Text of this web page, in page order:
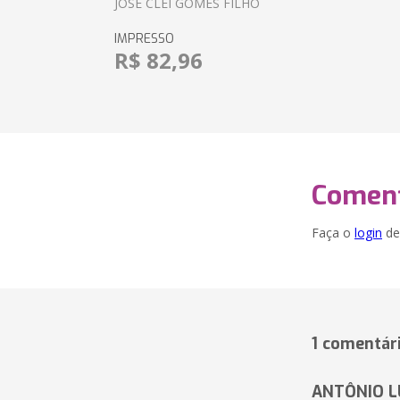
IMPRESSO
R$ 82,96
Faça o login
1
ANTÔNIO